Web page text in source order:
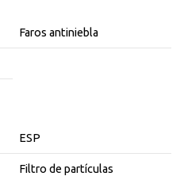
Faros antiniebla
ESP
Filtro de partículas